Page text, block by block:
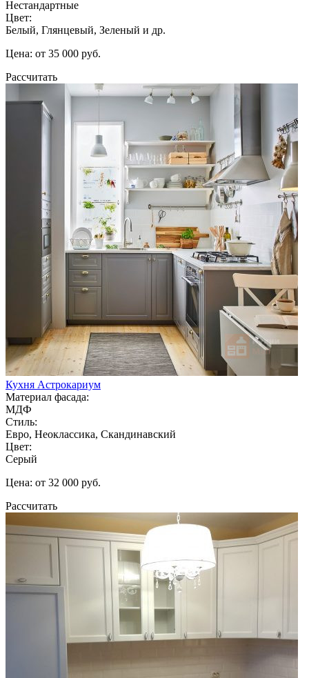
Нестандартные
Цвет:
Белый, Глянцевый, Зеленый и др.
Цена: от 35 000 руб.
Рассчитать
Кухня Астрокариум
Материал фасада:
МДФ
Стиль:
Евро, Неоклассика, Скандинавский
Цвет:
Серый
Цена: от 32 000 руб.
Рассчитать